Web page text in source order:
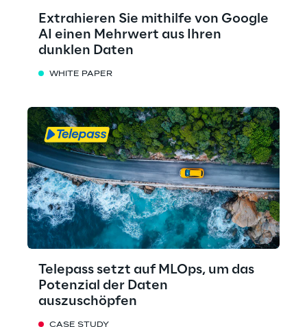
Extrahieren Sie mithilfe von Google
AI einen Mehrwert aus Ihren
dunklen Daten
WHITE PAPER
Telepass setzt auf MLOps, um das
Potenzial der Daten
auszuschöpfen
CASE STUDY